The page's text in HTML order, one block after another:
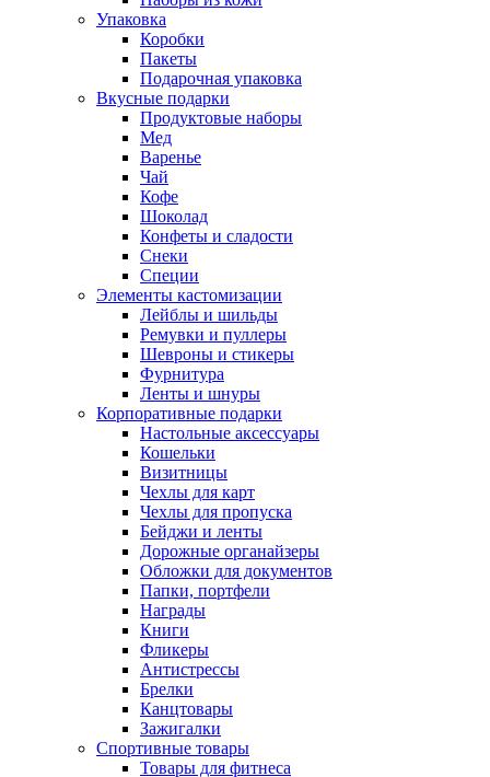
Упаковка
Коробки
Пакеты
Подарочная упаковка
Вкусные подарки
Продуктовые наборы
Мед
Варенье
Чай
Кофе
Шоколад
Конфеты и сладости
Снеки
Специи
Элементы кастомизации
Лейблы и шильды
Ремувки и пуллеры
Шевроны и стикеры
Фурнитура
Ленты и шнуры
Корпоративные подарки
Настольные аксессуары
Кошельки
Визитницы
Чехлы для карт
Чехлы для пропуска
Бейджи и ленты
Дорожные органайзеры
Обложки для документов
Папки, портфели
Награды
Книги
Фликеры
Антистрессы
Брелки
Канцтовары
Зажигалки
Спортивные товары
Товары для фитнеса